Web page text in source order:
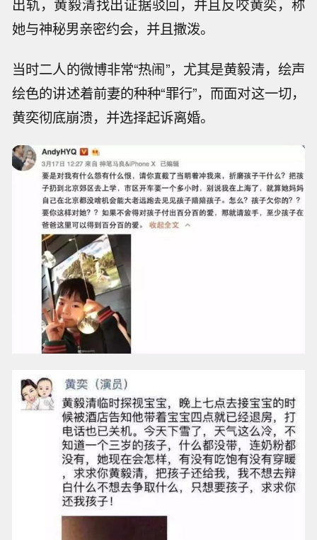
出轨，黄毅清找出证据驳回，并且反咬黄奕，称
她与神秘男亲密约会，并且撒泼。
当时二人的微博非常“热闹”，尤其是黄毅清，绘声
绘色的讲述着前妻的种种“罪行”，而面对这一切，
黄奕彻底崩溃，并选择起诉离婚。